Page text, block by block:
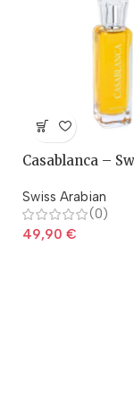
Casablanca –
Swiss Arabian
(0)
49,90 €